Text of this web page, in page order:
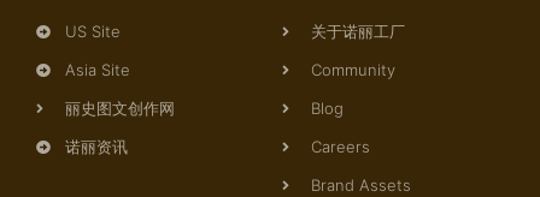
US Site
Asia Site
丽史图文创作网
诺丽资讯
关于诺丽工厂
Community
Blog
Careers
Brand Assets